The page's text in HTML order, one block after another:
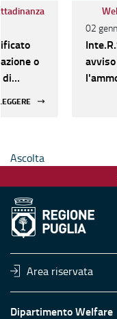
o
02
Ascolta
Area riservata
Dipartimento Welfare